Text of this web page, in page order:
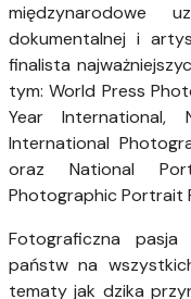
międzynarodowe
dokumentalnej i
finalista
tym: World Press
Year International,
International
oraz National
Photographic Portrait
Fotograficzna
państw na
tematy jak dzika